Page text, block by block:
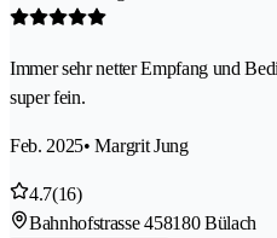
Immer sehr netter Empfang und
super fein.
Feb. 2025• Margrit Jung
4.7(16)
Bahnhofstrasse 458180 Bülach